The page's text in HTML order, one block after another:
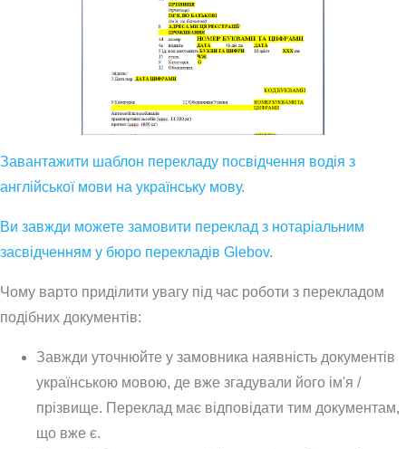
Завантажити шаблон перекладу посвідчення водія з
англійської мови на українську мову.
Ви завжди можете замовити переклад з нотаріальним
засвідченням у бюро перекладів Glebov.
Чому варто приділити увагу під час роботи з перекладом
подібних документів:
Завжди уточнюйте у замовника наявність документів
українською мовою, де вже згадували його ім'я /
прізвище. Переклад має відповідати тим документам,
що вже є.